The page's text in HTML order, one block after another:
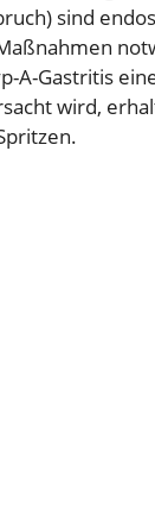
sind
A-Gastritis
wird,